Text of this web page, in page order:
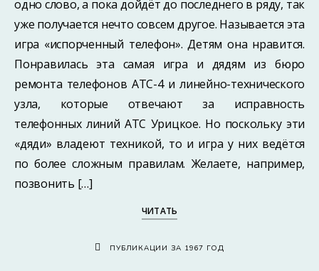
одно слово, а пока дойдёт до последнего в ряду, так
уже получается нечто совсем другое. Называется эта
игра «испорченный телефон». Детям она нравится.
Понравилась эта самая игра и дядям из бюро
ремонта телефонов АТС-4 и линейно-технического
узла, которые отвечают за исправность
телефонных линий АТС Урицкое. Но поскольку эти
«дяди» владеют техникой, то и игра у них ведётся
по более сложным правилам. Желаете, например,
позвонить […]
ЧИТАТЬ
ПУБЛИКАЦИИ ЗА 1967 ГОД